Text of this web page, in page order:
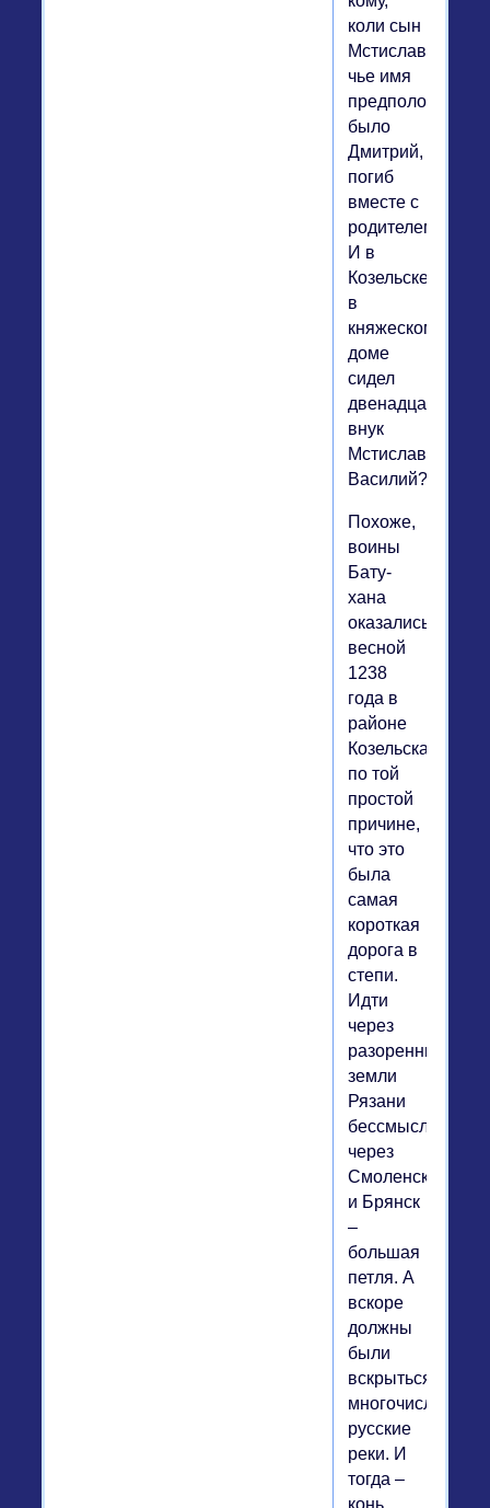
коли сын
Мстислава,
чье имя
было
Дмитрий,
погиб
вместе с
родителем?
И в
Козельске
в
княжеском
доме
сидел
внук
Мстислава
Василий?
Похоже,
воины
Бату-
хана
оказались
весной
1238
года в
районе
Козельска
по той
простой
причине,
что это
была
самая
короткая
дорога в
степи.
Идти
через
разоренные
земли
Рязани
бессмысленно,
через
Смоленск
и Брянск
–
большая
петля. А
вскоре
должны
были
вскрыться
многочисленные
русские
реки. И
тогда –
конь